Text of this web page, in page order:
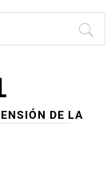
DE LA